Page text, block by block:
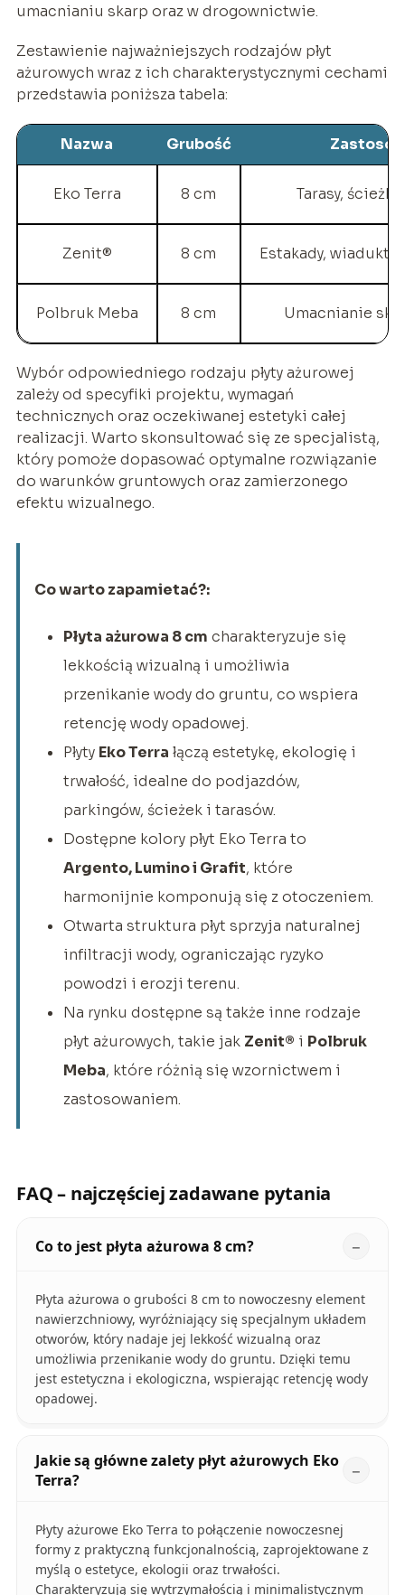
umacnianiu skarp oraz w drogownictwie.
Zestawienie najważniejszych rodzajów płyt
ażurowych wraz z ich charakterystycznymi cechami
przedstawia poniższa tabela:
Nazwa Grubość
Eko Terra 8 cm Tarasy,
Zenit® 8 cm Estakady,
Polbruk Meba 8 cm Umacnianie
Wybór odpowiedniego rodzaju płyty ażurowej
zależy od specyfiki projektu, wymagań
technicznych oraz oczekiwanej estetyki całej
realizacji. Warto skonsultować się ze specjalistą,
który pomoże dopasować optymalne rozwiązanie
do warunków gruntowych oraz zamierzonego
efektu wizualnego.
Co warto zapamietać?:
Płyta ażurowa 8 cm charakteryzuje się
lekkością wizualną i umożliwia
przenikanie wody do gruntu, co wspiera
retencję wody opadowej.
Płyty Eko Terra łączą estetykę, ekologię i
trwałość, idealne do podjazdów,
parkingów, ścieżek i tarasów.
Dostępne kolory płyt Eko Terra to
Argento, Lumino i Grafit, które
harmonijnie komponują się z otoczeniem.
Otwarta struktura płyt sprzyja naturalnej
infiltracji wody, ograniczając ryzyko
powodzi i erozji terenu.
Na rynku dostępne są także inne rodzaje
płyt ażurowych, takie jak Zenit® i Polbruk
Meba, które różnią się wzornictwem i
zastosowaniem.
FAQ – najczęściej zadawane pytania
Co to jest płyta ażurowa 8 cm?
Płyta ażurowa o grubości 8 cm to nowoczesny element
nawierzchniowy, wyróżniający się specjalnym układem
otworów, który nadaje jej lekkość wizualną oraz
umożliwia przenikanie wody do gruntu. Dzięki temu
jest estetyczna i ekologiczna, wspierając retencję wody
opadowej.
Jakie są główne zalety płyt ażurowych Eko
Terra?
Płyty ażurowe Eko Terra to połączenie nowoczesnej
formy z praktyczną funkcjonalnością, zaprojektowane z
myślą o estetyce, ekologii oraz trwałości.
Charakteryzują się wytrzymałością i minimalistycznym